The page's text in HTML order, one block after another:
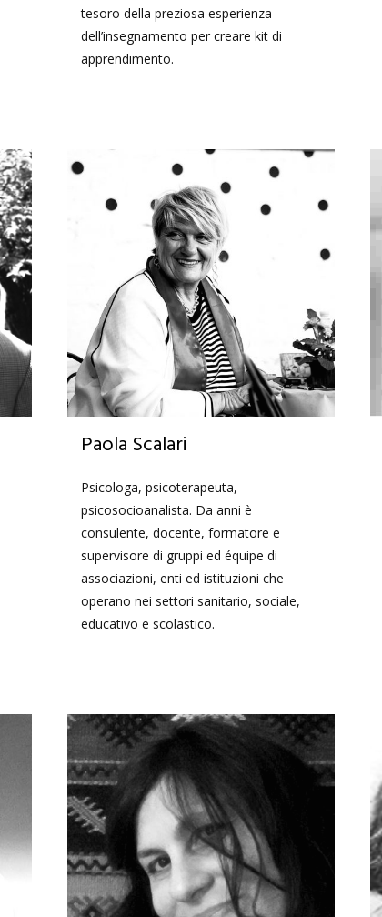
tesoro della preziosa esperienza
dell’insegnamento per creare kit di
apprendimento.
Paola Scalari
Psicologa, psicoterapeuta,
psicosocioanalista. Da anni è
consulente, docente, formatore e
supervisore di gruppi ed équipe di
associazioni, enti ed istituzioni che
operano nei settori sanitario, sociale,
educativo e scolastico.